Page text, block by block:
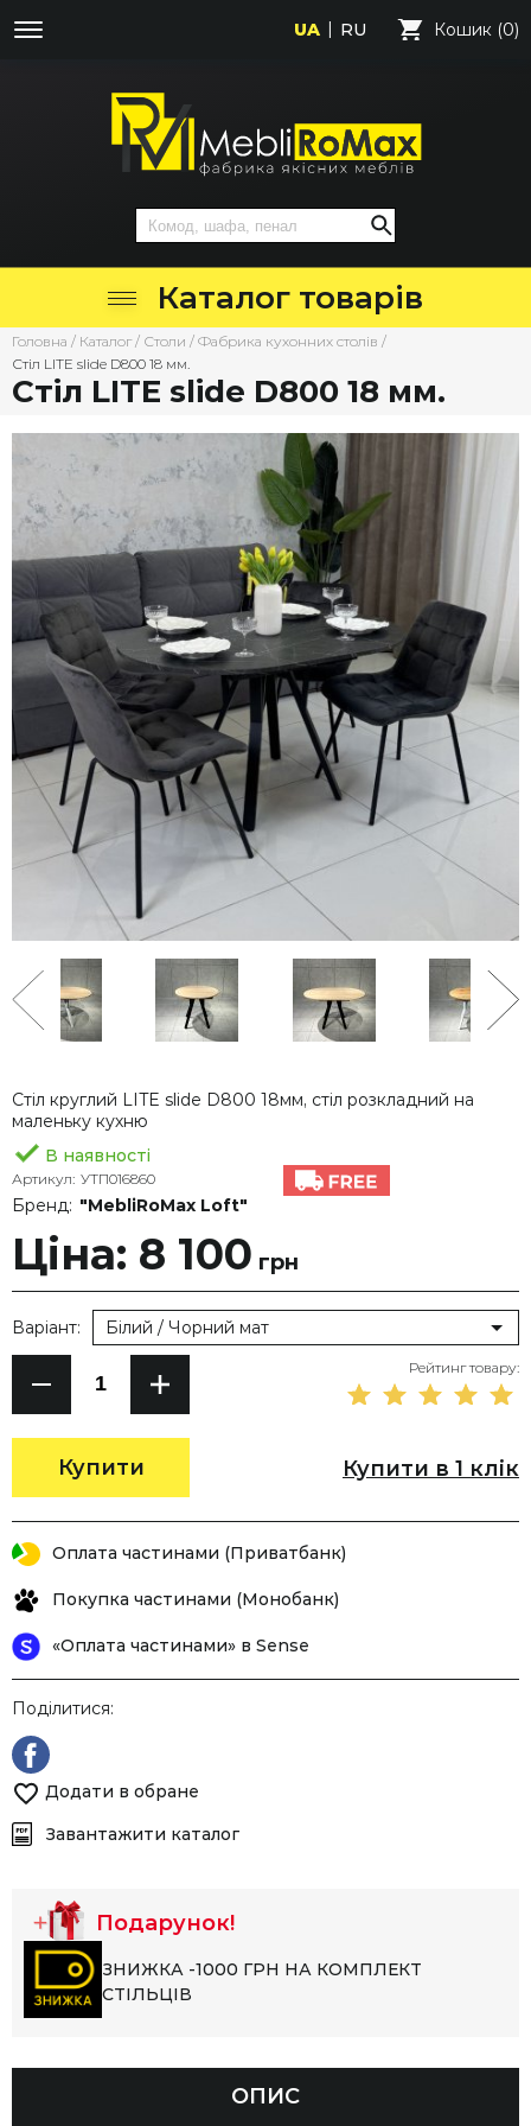
UA RU Кошик (0)
Каталог товарів
Головна / Каталог / Столи / Фабрика кухонних столів /
Стіл LITE slide D800 18 мм.
Стіл LITE slide D800 18 мм.
Стіл круглий LITE slide D800 18мм, стіл розкладний на
маленьку кухню
В наявності
Артикул: УТП016860
Бренд: "MebliRoMax Loft"
Ціна: 8 100 грн
Купити
Варіант: Білий / Чорний мат
Рейтинг товару:
Купити в 1 клік
Оплата частинами (Приватбанк)
Покупка частинами (Монобанк)
«Оплата частинами» в Sense
Поділитися:
Додати в обране
Завантажити каталог
Подарунок!
ЗНИЖКА -1000 ГРН НА КОМПЛЕКТ
СТІЛЬЦІВ
ОПИС